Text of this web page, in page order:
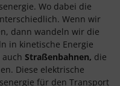
Wo dabei die
Wenn wir
dann wandeln wir die
in kinetische Energie
Straßenbahnen, die
Diese elektrische
für den Transport